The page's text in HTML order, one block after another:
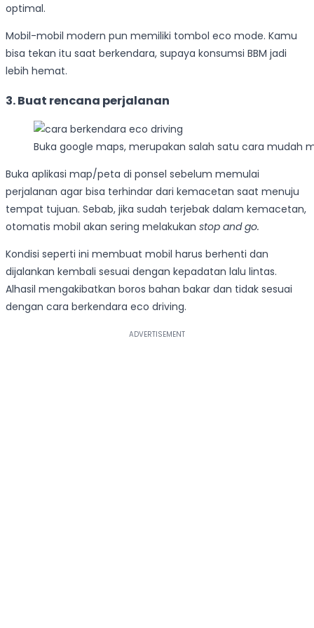
optimal.
Mobil-mobil modern pun memiliki tombol eco mode. Kamu
bisa tekan itu saat berkendara, supaya konsumsi BBM jadi
lebih hemat.
3. Buat rencana perjalanan
Buka google maps, merupakan salah satu cara mudah
Buka aplikasi map/peta di ponsel sebelum memulai
perjalanan agar bisa terhindar dari kemacetan saat menuju
tempat tujuan. Sebab, jika sudah terjebak dalam kemacetan,
otomatis mobil akan sering melakukan stop and go.
Kondisi seperti ini membuat mobil harus berhenti dan
dijalankan kembali sesuai dengan kepadatan lalu lintas.
Alhasil mengakibatkan boros bahan bakar dan tidak sesuai
dengan cara berkendara eco driving.